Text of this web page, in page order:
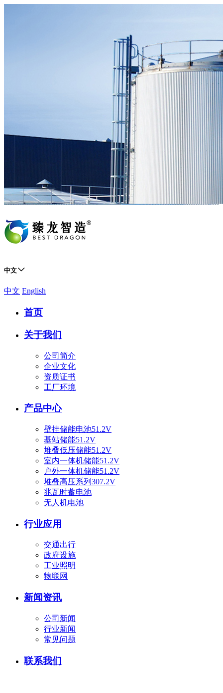
中文
中文 English
首页
关于我们
公司简介
企业文化
资质证书
工厂环境
产品中心
壁挂储能电池51.2V
基站储能51.2V
堆叠低压储能51.2V
室内一体机储能51.2V
户外一体机储能51.2V
堆叠高压系列307.2V
兆瓦时蓄电池
无人机电池
行业应用
交通出行
政府设施
工业照明
物联网
新闻资讯
公司新闻
行业新闻
常见问题
联系我们